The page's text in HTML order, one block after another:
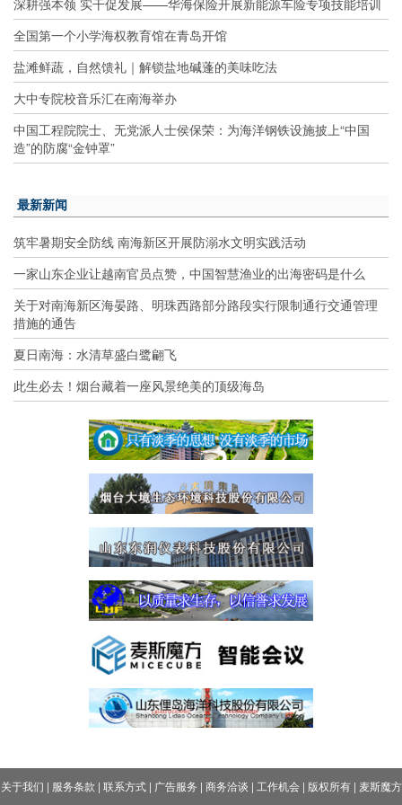
深耕强本领 实干促发展——华海保险开展新能源车险专项技能培训
全国第一个小学海权教育馆在青岛开馆
盐滩鲜蔬，自然馈礼｜解锁盐地碱蓬的美味吃法
大中专院校音乐汇在南海举办
中国工程院院士、无党派人士侯保荣：为海洋钢铁设施披上“中国
造”的防腐“金钟罩”
最新新闻
筑牢暑期安全防线 南海新区开展防溺水文明实践活动
一家山东企业让越南官员点赞，中国智慧渔业的出海密码是什么
关于对南海新区海晏路、明珠西路部分路段实行限制通行交通管理
措施的通告
夏日南海：水清草盛白鹭翩飞
此生必去！烟台藏着一座风景绝美的顶级海岛
关于我们 | 服务条款 | 联系方式| 广告服务 | 商务洽谈 | 工作机会| 版权所有| 麦斯魔方